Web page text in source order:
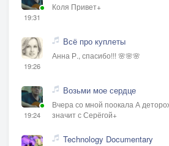
19:31
Коля Привет+
19:26
Всё про куплеты
Анна Р., спасибо!!! 🌸🌸🌸
19:24
Возьми мое сердце
Вчера со мной поокала А
значит с Серёгой+
Technology Documentary